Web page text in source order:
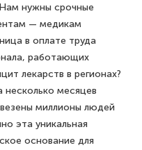
нужны срочные
— медикам
в оплате труда
работающих
лекарств в регионах?
месяцев
миллионы людей
эта уникальная
основание для